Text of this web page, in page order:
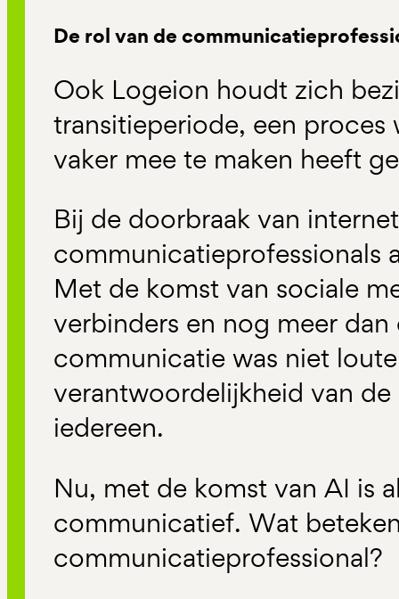
De rol van de
Ook Logeion houdt zich
transitieperiode, een proces
vaker mee te maken heeft
Bij de doorbraak van
communicatieprofessionals
Met de komst van sociale
verbinders en nog meer
communicatie was niet
verantwoordelijkheid van
iedereen.
Nu, met de komst van AI is
communicatief. Wat
communicatieprofessional?